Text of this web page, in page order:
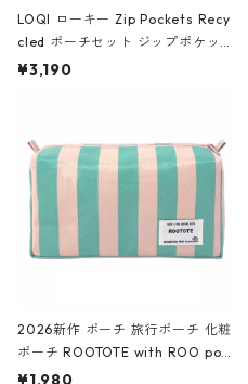
LOQI ローキー Zip Pockets Recy
cled ポーチセット ジップポケット
ファスナーポーチ 撥水加工 トラベ
ーガンディー、オフホワイト
¥3,190
2026新作 ポーチ 旅行ポーチ 化粧
ポーチ ROOTOTE with ROO pou
ch 3532 ルートート WR.ポーチ.ラ
¥1,980